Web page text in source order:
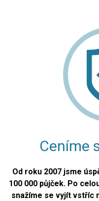
Ceníme
Od roku 2007 jsme
100 000 půjček. Po
snažíme se vyjít vstříc